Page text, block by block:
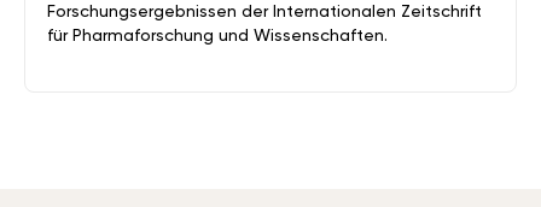
Forschungsergebnissen der Internationalen Zeitschrift
für Pharmaforschung und Wissenschaften.